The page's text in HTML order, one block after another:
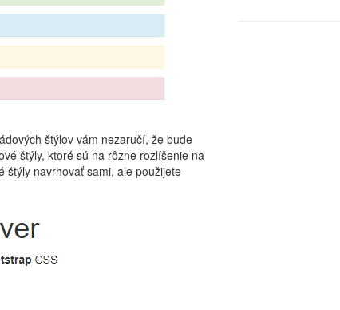
štýlov vám nezaručí, že bude
štýly, ktoré sú na rôzne rozlíšenie na
štýly navrhovať sami, ale použijete